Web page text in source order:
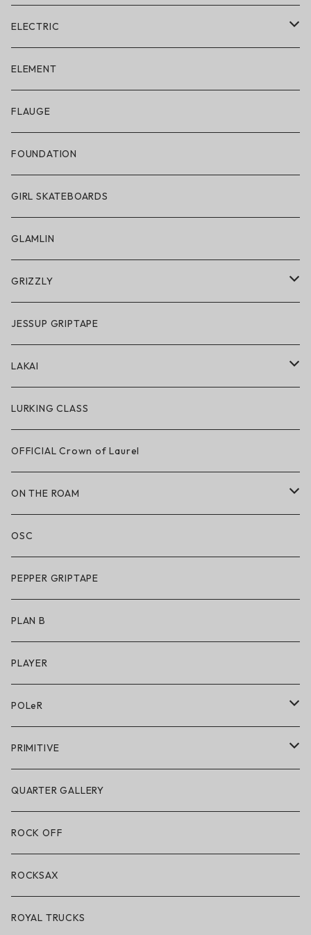
ELECTRIC
ELECTRIC × ON THE ROAM
アパレル
帽子
サングラス
スノーゴーグル
アクセサリー・小物
ELEMENT
FLAUGE
FOUNDATION
GIRL SKATEBOARDS
GLAMLIN
GRIZZLY
GRIZZLY × POLeR
アパレル
ハードグッズ
JESSUP GRIPTAPE
LAKAI
LAKAI × POLeR
LAKAI × CHOCOLATE
LAKAI × RIPNDIP
シューズ
アパレル
アクセサリー
キッズシューズ
LURKING CLASS
OFFICIAL Crown of Laurel
ON THE ROAM
アパレル
サングラス
アンダーウェア
シューズ
アクセサリー・小物
OSC
PEPPER GRIPTAPE
PLAN B
PLAYER
POLeR
POLeR × GRIZZLY
POLeR × LAKAI
アパレル
アクセサリー・小物
PRIMITIVE
アパレル
ハードグッズ
QUARTER GALLERY
ROCK OFF
ROCKSAX
ROYAL TRUCKS